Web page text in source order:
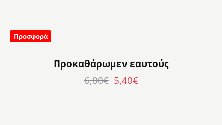
Προσφορά
Προκαθάρωμεν εαυτούς
6,00€ 5,40€